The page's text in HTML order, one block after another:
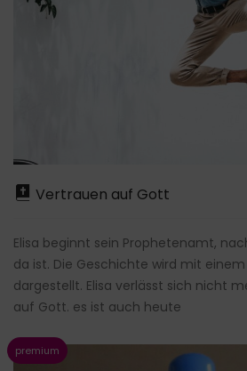
Vertrauen auf Gott
Elisa beginnt sein Prophetenamt,
da ist. Die Geschichte wird mit
dargestellt. Elisa verlässt sich nicht
auf Gott. es ist auch heute